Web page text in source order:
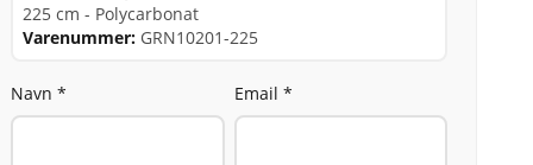
225 cm - Polycarbonat
Varenummer: GRN10201-225
Navn * Email *